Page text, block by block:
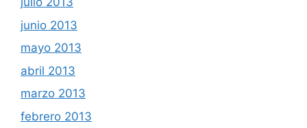
junio 2013
mayo 2013
abril 2013
marzo 2013
febrero 2013